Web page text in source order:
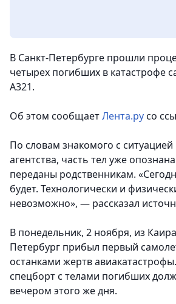
В Санкт-Петербурге прошли
четырех погибших в катастрофе
A321.
Об этом сообщаетЛента.русо
По словам знакомого с ситуацией
агентства, часть тел уже
переданы родственникам.
будет. Технологически и
невозможно», — рассказал
В понедельник, 2 ноября, из
Петербург прибыл первый
останками жертв
спецборт с телами погибших
вечером этого же дня.